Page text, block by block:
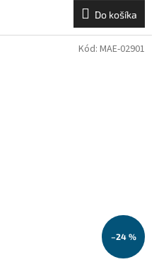
Do košíka
–24 %
Kód: MAE-02901